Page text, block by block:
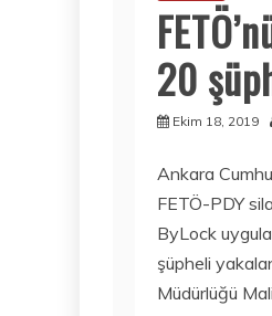
20
Ekim 18, 2019
Ankara
FETÖ-PDY
ByLock
şüpheli
Müdürlüğü